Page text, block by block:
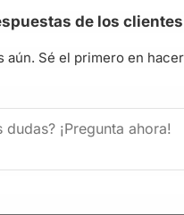
de los clientes
aún. Sé el primero en